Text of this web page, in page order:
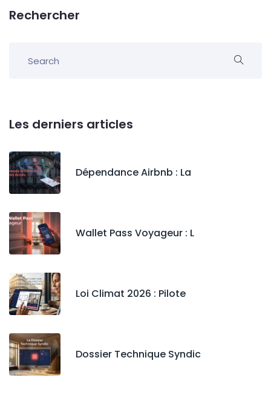
Rechercher
Les derniers articles
Dépendance Airbnb : La
Wallet Pass Voyageur : L
Loi Climat 2026 : Pilote
Dossier Technique Syndic